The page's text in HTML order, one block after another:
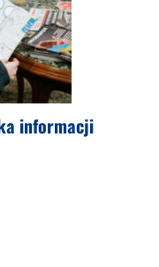
informacji